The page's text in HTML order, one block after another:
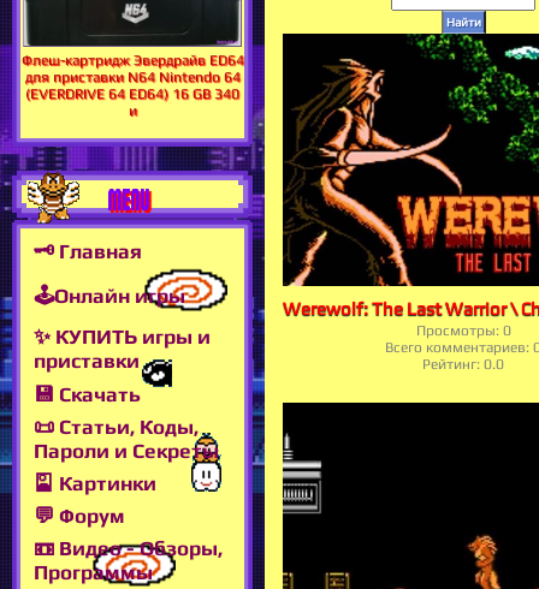
Флеш-картридж Эвердрайв ED64
для приставки N64 Nintendo 64
(EVERDRIVE 64 ED64) 16 GB 340
и
MENU
🗝 Главная
🕹Онлайн игры
✨ КУПИТЬ игры и
приставки
💾 Скачать
📜 Статьи, Коды,
Пароли и Секреты
🎴 Картинки
💬 Форум
📼 Видео - Обзоры,
Программы
Просмотры: 0
Всего комментариев:
Рейтинг: 0.0